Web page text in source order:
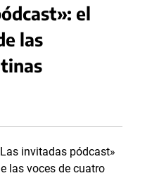
el
las
invitadas pódcast»
las voces de cuatro